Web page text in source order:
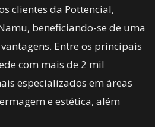
clientes da Pottencial,
beneficiando-se de uma
Entre os principais
com mais de 2 mil
especializados em áreas
e estética, além